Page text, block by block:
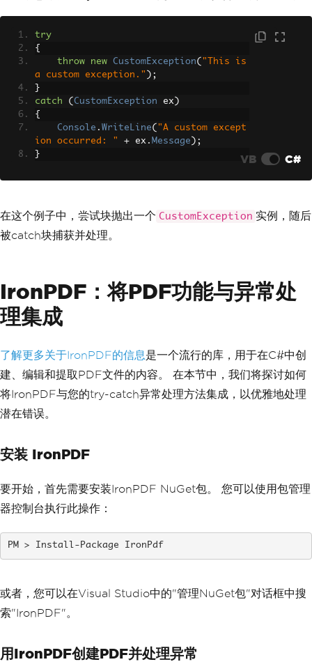
try
{
throw
new CustomException( "This is
a custom exception." );
}
catch
( CustomException ex )
{
Console . WriteLine( "A custom except
ion occurred: "
+ ex . Message );
}
VB C#
在这个例子中，尝试块抛出一个 CustomException 实例，随后
被catch块捕获并处理。
IronPDF：将PDF功能与异常处
理集成
了解更多关于IronPDF的信息是一个流行的库，用于在C#中创
建、编辑和提取PDF文件的内容。 在本节中，我们将探讨如何
将IronPDF与您的try-catch异常处理方法集成，以优雅地处理
潜在错误。
安装 IronPDF
要开始，首先需要安装IronPDF NuGet包。 您可以使用包管理
器控制台执行此操作：
Install-Package IronPdf
或者，您可以在Visual Studio中的"管理NuGet包"对话框中搜
索"IronPDF"。
用IronPDF创建PDF并处理异常